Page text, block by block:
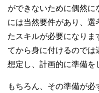
ができないために偶然
には当然要件があり、
たスキルが必要になり
てから身に付けるので
想定し、計画的に準備を
もちろん、その準備が